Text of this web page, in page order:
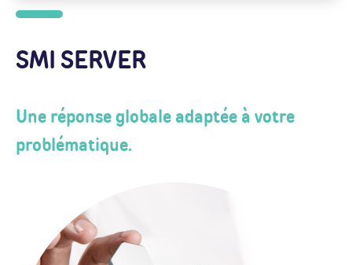
SMI SERVER
Une réponse globale adaptée à votre
problématique.